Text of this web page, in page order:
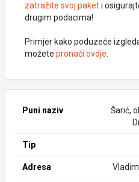
zatražite svoj paketi
drugim podacima!
Primjer kako poduzeće
možete pronaći ovdje
Puni naziv
Šarić,
Tip
Adresa